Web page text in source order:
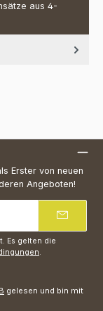
aus 4-
Erster von neuen
Angeboten!
Es gelten die
.
gelesen und bin mit